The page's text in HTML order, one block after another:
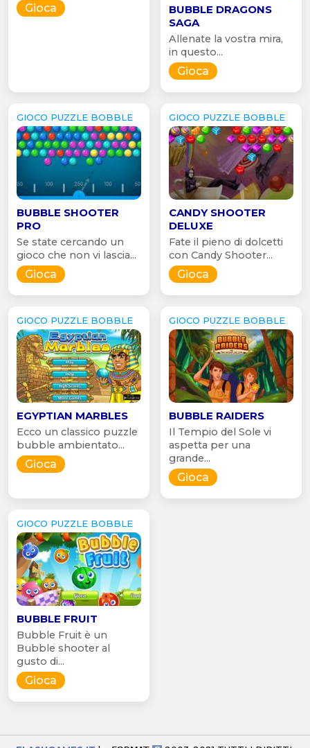
Gioca
BUBBLE DRAGONS
SAGA
Allenate la vostra mira,
in questo...
Gioca
GIOCO PUZZLE BOBBLE
BUBBLE SHOOTER
PRO
Se state cercando un
gioco che non vi lascia...
Gioca
GIOCO PUZZLE BOBBLE
CANDY SHOOTER
DELUXE
Fate il pieno di dolcetti
con Candy Shooter...
Gioca
GIOCO PUZZLE BOBBLE
EGYPTIAN MARBLES
Ecco un classico puzzle
bubble ambientato...
Gioca
GIOCO PUZZLE BOBBLE
BUBBLE RAIDERS
Il Tempio del Sole vi
aspetta per una
grande...
Gioca
GIOCO PUZZLE BOBBLE
BUBBLE FRUIT
Bubble Fruit è un
Bubble shooter al
gusto di...
Gioca